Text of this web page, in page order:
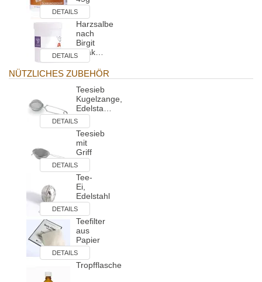
DETAILS
Harzsalbe
nach
Birgit
Strak…
DETAILS
NÜTZLICHES ZUBEHÖR
Teesieb
Kugelzange,
Edelsta…
DETAILS
Teesieb
mit
Griff
DETAILS
Tee-
Ei,
Edelstahl
DETAILS
Teefilter
aus
Papier
DETAILS
Tropfflasche